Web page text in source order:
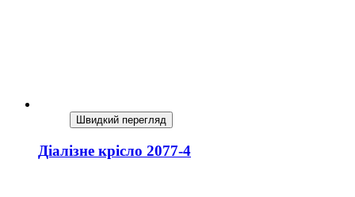
Швидкий перегляд
Діалізне крісло 2077-4